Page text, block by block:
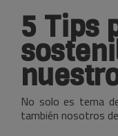
5 Tips
No solo es tema
también nosotros